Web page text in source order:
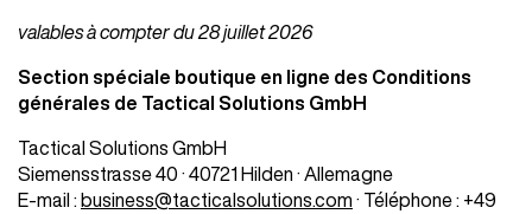
Petits-Déjeuners Repas Principaux
valables à compter du 28 juillet 2026
Section spéciale boutique en ligne des Conditions
générales de Tactical Solutions GmbH
Tactical Solutions GmbH
Siemensstrasse 40 · 40721 Hilden · Allemagne
E-mail : business@tacticalsolutions.com · Téléphone : +49